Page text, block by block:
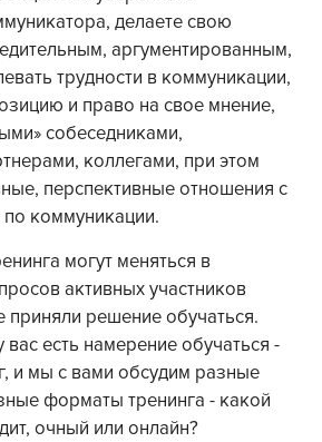
делаете свою
аргументированным,
трудности в коммуникации,
и право на свое мнение,
собеседниками,
коллегами, при этом
перспективные отношения с
коммуникации.
могут меняться в
активных участников
приняли решение обучаться.
вас есть намерение обучаться -
и мы с вами обсудим разные
форматы тренинга - какой
очный или онлайн?